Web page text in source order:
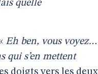
quelle
Eh ben, vous voyez…
qui s’en mettent
doigts vers les deux